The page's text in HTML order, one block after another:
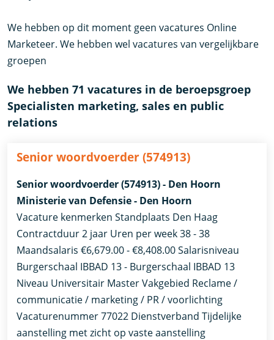
We hebben op dit moment geen vacatures Online
Marketeer. We hebben wel vacatures van vergelijkbare
groepen
We hebben 71 vacatures in de beroepsgroep
Specialisten marketing, sales en public
relations
Senior woordvoerder (574913)
Senior woordvoerder (574913) - Den Hoorn
Ministerie van Defensie - Den Hoorn
Vacature kenmerken Standplaats Den Haag
Contractduur 2 jaar Uren per week 38 - 38
Maandsalaris €6,679.00 - €8,408.00 Salarisniveau
Burgerschaal IBBAD 13 - Burgerschaal IBBAD 13
Niveau Universitair Master Vakgebied Reclame /
communicatie / marketing / PR / voorlichting
Vacaturenummer 77022 Dienstverband ​Tijdelijke
aanstelling met zicht op vaste aanstelling​